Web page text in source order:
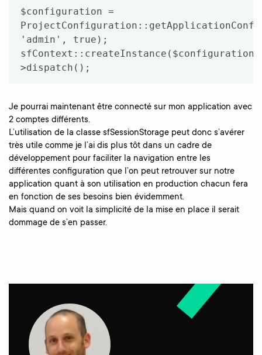
$configuration =
'admin', true);
>dispatch();
Je pourrai maintenant être connecté sur mon application avec
2 comptes différents.
L’utilisation de la classe sfSessionStorage peut donc s’avérer
très utile comme je l’ai dis plus tôt dans un cadre de
développement pour faciliter la navigation entre les
différentes configuration que l’on peut retrouver sur notre
application quant à son utilisation en production chacun fera
en fonction de ses besoins bien évidemment.
Mais quand on voit la simplicité de la mise en place il serait
dommage de s’en passer.